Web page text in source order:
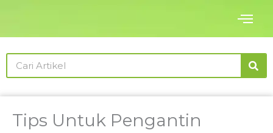
content
Search
Tips Untuk Pengantin